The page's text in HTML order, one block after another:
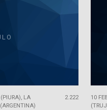
(PIURA), LA
2.222
10